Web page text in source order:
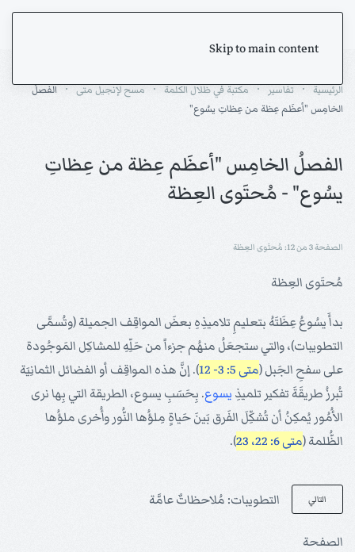
Skip to main content
الرئيسية تفاسير مكتبة في ظلال الكلمة مسح لإنجيل متى
الفصلُ
الخامِس "أعظَم عِظة من عِظاتِ يسُوع"
الفصلُ الخامِس "أعظَم عِظة من عِظاتِ
يسُوع" - مُحتَوى العِظة
الصفحة 3 من 12: مُحتَوى العِظة
مُحتَوى العِظة
بدأَ يسُوعُ عِظَتَهُ بتعليمِ تلاميذِهِ بعضَ المواقِف الجميلة (وتُسمَّى
التطويبات)، والتي ستجعَلُ منهُم جزءاً من حَلِّهِ للمشاكِل المَوجُودة
على سفحِ الجَبل (متى 5: 3- 12
). إنَّ هذه المواقِف أو الفضائل الثمانِيَة
تُبرزُ طريقَةَ تفكير تلميذِ يسوع. بِحَسَبِ يسوع، الطريقة التي بِها نرى
الأُمُور يُمكِنُ أن تُشكِّلَ الفَرق بَينَ حَياةٍ مِلؤُها النُّور وأُخرى ملؤُها
الظُّلمة (متى 6: 22، 23 ).
التالي التطويبات: مُلاحظاتٌ عامَّة
الصفحة